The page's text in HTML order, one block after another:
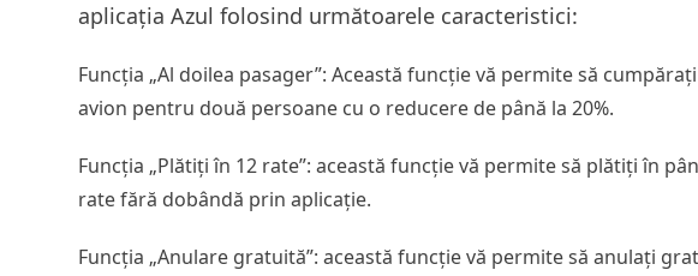
aplicația Azul folosind următoarele caracteristici:
Funcția „Al doilea pasager”: Această funcție vă permite să
avion pentru două persoane cu o reducere de până la 20%.
Funcția „Plătiți în 12 rate”: această funcție vă permite să plătiți în
rate fără dobândă prin aplicație.
Funcția „Anulare gratuită”: această funcție vă permite să anulați